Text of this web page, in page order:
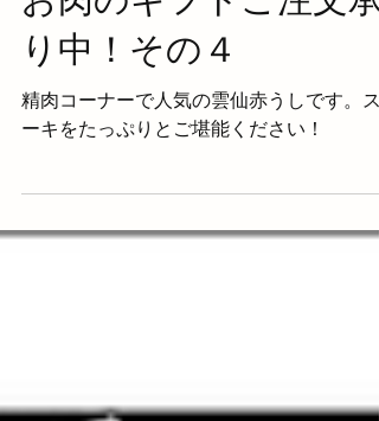
お肉のギフトご注文承
り中！その４
精肉コーナーで人気の雲仙赤うしです。ス